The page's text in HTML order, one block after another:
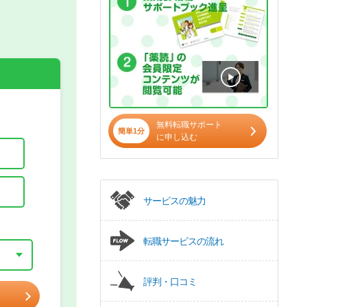
希望の働き方
簡単1分
無料転職サポート
に申し込む
サービスの魅力
転職サービスの流れ
評判・口コミ